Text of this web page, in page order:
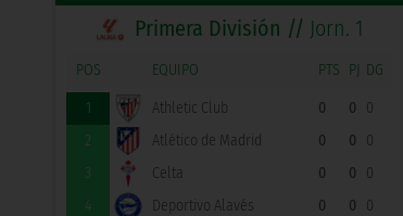
Primera División // Jorn. 1
POS EQUIPO PTS PJ DG
1 Athletic Club 0 0
0
2
Atlético de Madrid 0 0
0
3
Celta 0 0
0
4
Deportivo Alavés 0 0
0